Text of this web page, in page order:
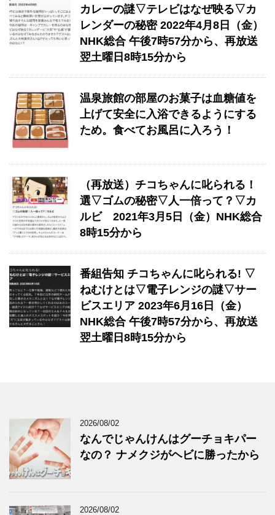
カレーの謎▽テレビはなぜ映る▽カ
レンダーの秘密 2022年4月8日（金）
NHK総合 午後7時57分から、再放送
翌土曜日8時15分から
温泉旅館の部屋のお菓子は血糖値を
上げて安全に入浴できるようにする
ため。食べてお風呂に入ろう！
（再放送）チコちゃんに叱られる！
選▽ゴムの秘密▽人一倍って？▽カ
ルビ 2021年3月5日（金）NHK総合
8時15分から
番組告知 チコちゃんに叱られる! ▽
ねむけとは▽電子レンジの謎▽サー
ビスエリア 2023年6月16日（金）
NHK総合 午後7時57分から、再放送
翌土曜日8時15分から
2026/08/02
なんでじゃんけんはグーチョキパー
なの？ ナメクジがヘビに勝ったから
2026/08/02